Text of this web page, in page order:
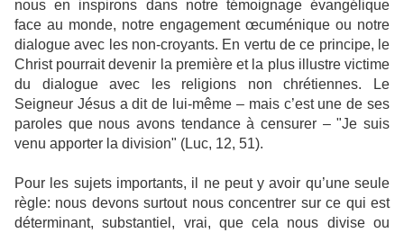
nous en inspirons dans notre témoignage évangélique
face au monde, notre engagement œcuménique ou notre
dialogue avec les non-croyants. En vertu de ce principe, le
Christ pourrait devenir la première et la plus illustre victime
du dialogue avec les religions non chrétiennes. Le
Seigneur Jésus a dit de lui-même – mais c’est une de ses
paroles que nous avons tendance à censurer – "Je suis
venu apporter la division" (Luc, 12, 51).
Pour les sujets importants, il ne peut y avoir qu’une seule
règle: nous devons surtout nous concentrer sur ce qui est
déterminant, substantiel, vrai, que cela nous divise ou